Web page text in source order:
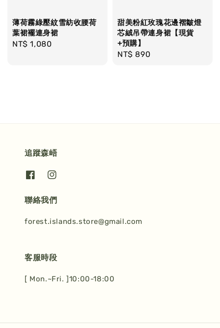
薄荷霧綠壓紋雪紡收腰荷
葉裙襬連身裙
Regular
NT$ 1,080
甜美粉紅玫瑰花邊褶皺燈
芯絨吊帶連身裙【現貨
+預購】
Regular
NT$ 890
追蹤森峿
聯絡我們
forest.islands.store@gmail.com
客服時段
[ Mon.~Fri. ]10:00-18:00